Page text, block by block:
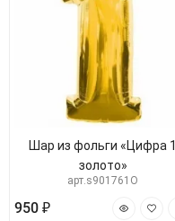
Шар из фольги «Цифра 1
золото»
арт.s901761O
950 ₽